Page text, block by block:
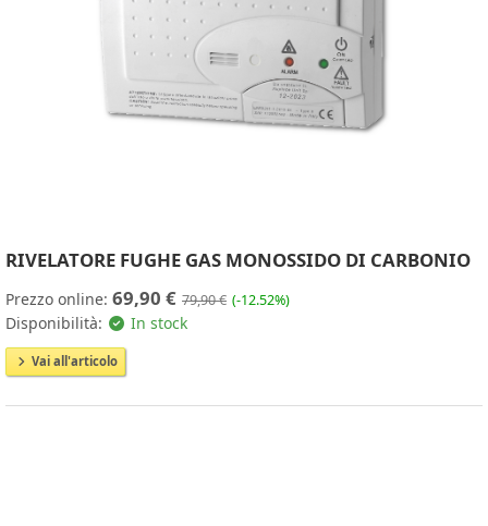
RIVELATORE FUGHE GAS MONOSSIDO DI CARBONIO
Prezzo online: 69,90 € 79,90 € (-12.52%)
Disponibilità: In stock
Vai all'articolo